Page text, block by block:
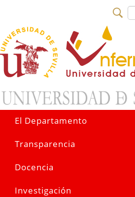
El Departamento
Transparencia
Docencia
Investigación